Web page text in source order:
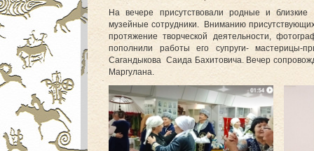
На вечере присутствовали родные и
музейные сотрудники. Вниманию
протяжение творческой деятельности,
пополнили работы его супруги- мастерицы-
Сагандыкова Саида Бахитовича. Вечер
Маргулана.